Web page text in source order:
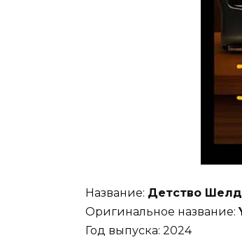
Название: Детство
Оригинальное название:
Год выпуска: 2024